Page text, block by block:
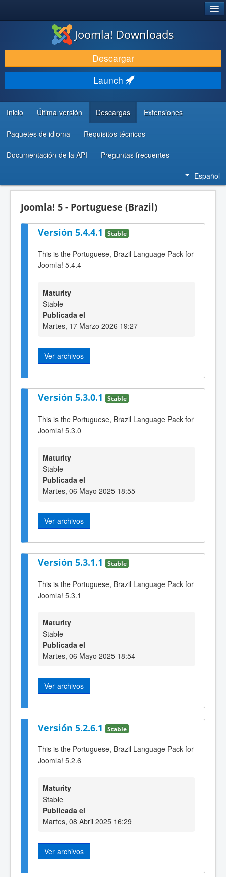
DESCARGAR & EXTENDER
DESCUBRE & APRENDE
COMUNIDAD & SOPORTE
RECURSOS PARA DESARROLLADORES
Joomla! Downloads
Descargar
Launch
Inicio Última versión Descargas Extensiones
Paquetes de idioma Requisitos técnicos
Documentación de la API Preguntas frecuentes
Español
Joomla! 5 - Portuguese (Brazil)
Versión 5.4.4.1 Stable
This is the Portuguese, Brazil Language Pack for
Joomla! 5.4.4
Maturity
Stable
Publicada el
Martes, 17 Marzo 2026 19:27
Ver archivos
Versión 5.3.0.1 Stable
This is the Portuguese, Brazil Language Pack for
Joomla! 5.3.0
Maturity
Stable
Publicada el
Martes, 06 Mayo 2025 18:55
Ver archivos
Versión 5.3.1.1 Stable
This is the Portuguese, Brazil Language Pack for
Joomla! 5.3.1
Maturity
Stable
Publicada el
Martes, 06 Mayo 2025 18:54
Ver archivos
Versión 5.2.6.1 Stable
This is the Portuguese, Brazil Language Pack for
Joomla! 5.2.6
Maturity
Stable
Publicada el
Martes, 08 Abril 2025 16:29
Ver archivos